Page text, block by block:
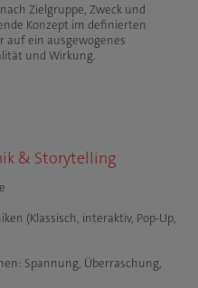
Zielgruppe, Zweck und
Konzept im definierten
auf ein ausgewogenes
und Wirkung.
& Storytelling
(Klassisch, interaktiv, Pop-Up,
Spannung, Überraschung,